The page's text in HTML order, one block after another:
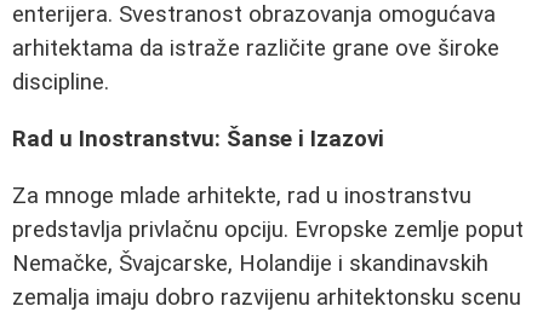
enterijera. Svestranost obrazovanja omogućava
arhitektama da istraže različite grane ove široke
discipline.
Rad u Inostranstvu: Šanse i Izazovi
Za mnoge mlade arhitekte, rad u inostranstvu
predstavlja privlačnu opciju. Evropske zemlje poput
Nemačke, Švajcarske, Holandije i skandinavskih
zemalja imaju dobro razvijenu arhitektonsku scenu